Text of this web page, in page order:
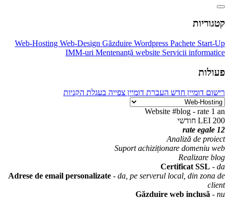
קטגוריות
Web-Hosting Web-Design Găzduire Wordpress Pachete Start-Up
IMM-uri Mentenanță website Servicii informatice
פעולות
רישום דומיין חדש העברת דומיין צפייה בעגלת הקניות
Website #blog - rate 1 an
200 LEI
חודשי
12 rate egale
Analiză de proiect
Suport achiziționare domeniu web
Realizare blog
Certificat SSL - da
Adrese de email personalizate - da, pe serverul local, din zona de
client
Găzduire web inclusă - nu